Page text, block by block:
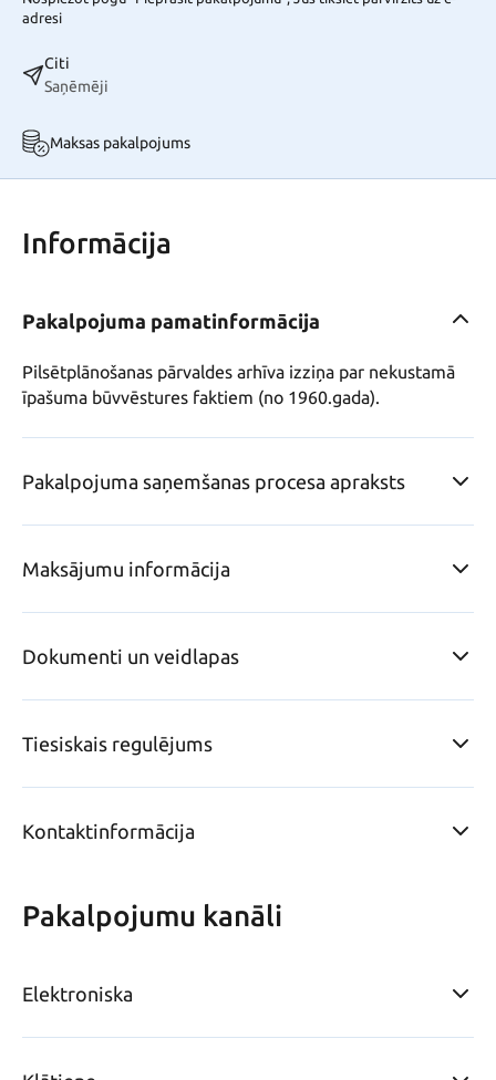
adresi
Citi
Saņēmēji
Maksas pakalpojums
Informācija
Pakalpojuma pamatinformācija
Pilsētplānošanas pārvaldes arhīva izziņa par nekustamā
īpašuma būvvēstures faktiem (no 1960.gada).
Pakalpojuma saņemšanas procesa apraksts
Maksājumu informācija
Dokumenti un veidlapas
Tiesiskais regulējums
Kontaktinformācija
Pakalpojumu kanāli
Elektroniska